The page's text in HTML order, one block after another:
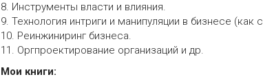
8. Инструменты власти и влияния.
9. Технология интриги и манипуляции в бизнесе
10. Реинжиниринг бизнеса.
11. Оргпроектирование организаций и др.
Мои книги: